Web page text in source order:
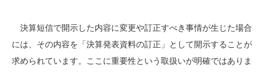
決算短信で開示した内容に変更や訂正すべき事情が生じた場合
には、その内容を「決算発表資料の訂正」として開示することが
求められています。ここに重要性という取扱いが明確ではありま